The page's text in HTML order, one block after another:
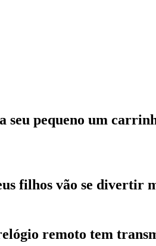
seu pequeno um
filhos vão se divertir
remoto tem